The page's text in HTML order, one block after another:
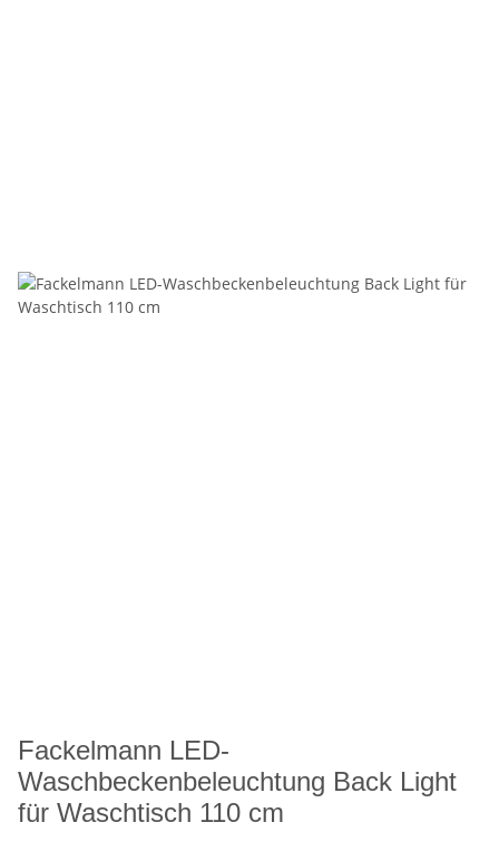
Fackelmann LED-
Waschbeckenbeleuchtung Back Light
für Waschtisch 110 cm